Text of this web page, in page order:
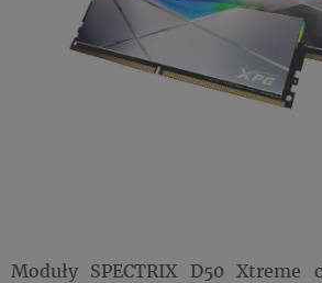
Moduły SPECTRIX D50 Xtreme